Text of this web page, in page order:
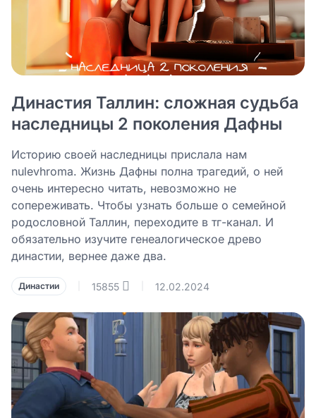
Династия Таллин: сложная судьба
наследницы 2 поколения Дафны
Историю своей наследницы прислала нам
nulevhroma. Жизнь Дафны полна трагедий, о ней
очень интересно читать, невозможно не
сопереживать. Чтобы узнать больше о семейной
родословной Таллин, переходите в тг-канал. И
обязательно изучите генеалогическое древо
династии, вернее даже два.
Династии 15855 12.02.2024